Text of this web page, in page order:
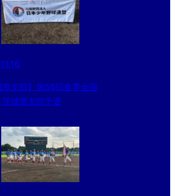
県支部】第56回春季全国
城県支部予選